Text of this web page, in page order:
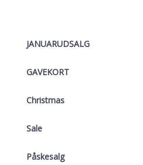
JANUARUDSALG
GAVEKORT
Christmas
Sale
Påskesalg